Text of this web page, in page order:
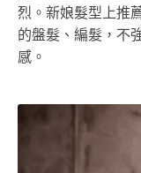
烈。新娘髮型上推
的盤髮、編髮，不
感。